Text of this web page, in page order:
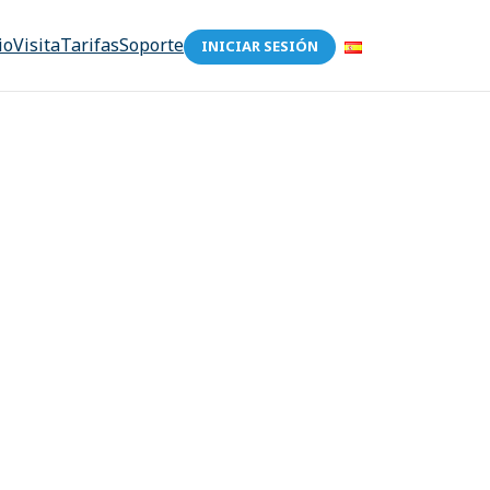
VisitaTarifasSoporte INICIAR SESIÓN